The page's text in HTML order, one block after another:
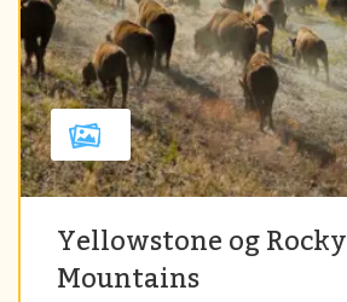
Yellowstone og Rocky
Mountains